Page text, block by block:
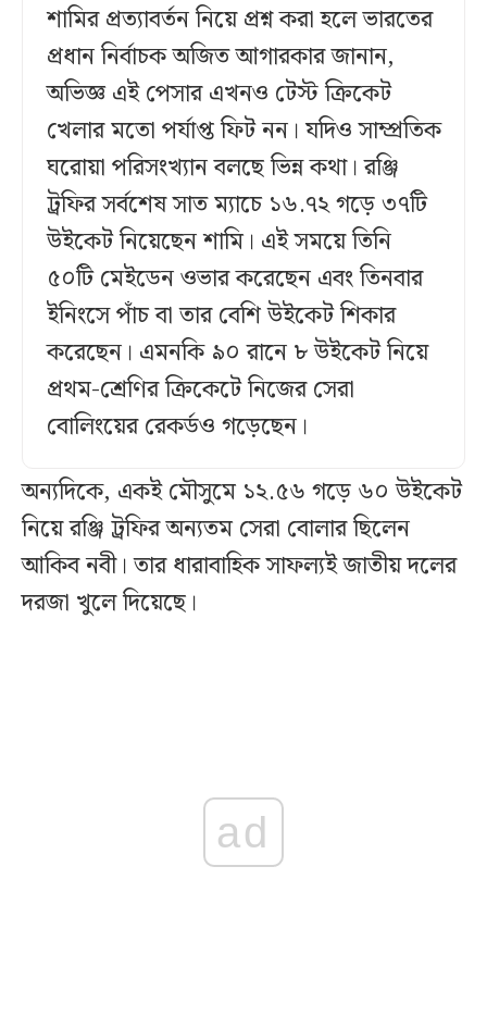
শামির প্রত্যাবর্তন নিয়ে প্রশ্ন করা হলে ভারতের
প্রধান নির্বাচক অজিত আগারকার জানান,
অভিজ্ঞ এই পেসার এখনও টেস্ট ক্রিকেট
খেলার মতো পর্যাপ্ত ফিট নন। যদিও সাম্প্রতিক
ঘরোয়া পরিসংখ্যান বলছে ভিন্ন কথা। রঞ্জি
ট্রফির সর্বশেষ সাত ম্যাচে ১৬.৭২ গড়ে ৩৭টি
উইকেট নিয়েছেন শামি। এই সময়ে তিনি
৫০টি মেইডেন ওভার করেছেন এবং তিনবার
ইনিংসে পাঁচ বা তার বেশি উইকেট শিকার
করেছেন। এমনকি ৯০ রানে ৮ উইকেট নিয়ে
প্রথম-শ্রেণির ক্রিকেটে নিজের সেরা
বোলিংয়ের রেকর্ডও গড়েছেন।
অন্যদিকে, একই মৌসুমে ১২.৫৬ গড়ে ৬০ উইকেট
নিয়ে রঞ্জি ট্রফির অন্যতম সেরা বোলার ছিলেন
আকিব নবী। তার ধারাবাহিক সাফল্যই জাতীয় দলের
দরজা খুলে দিয়েছে।
ad